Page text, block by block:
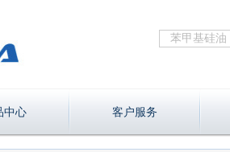
中心 客户服务